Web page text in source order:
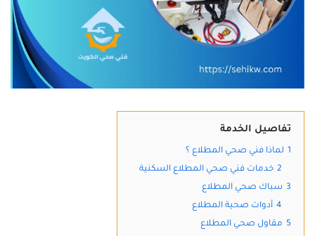
تفاصيل الخدمة
1 لماذا فني صحي المطلاع ؟
2 خدمات فني صحي المطلاع السكنية
3 سباك صحي المطلاع
4 أدوات صحية المطلاع
5 مقاول صحي المطلاع